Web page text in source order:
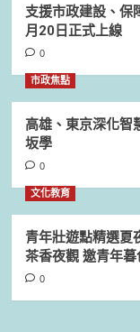
支援市政建設、保
月20日正式上線
0
市政焦點
高雄、東京深化
坂學
0
文化教育
青年壯遊點精選夏
茶香夜觀 邀青年暮
0